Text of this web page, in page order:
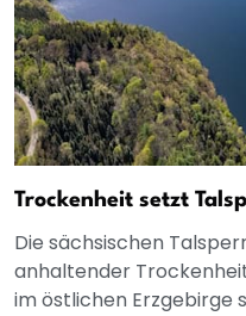
Trockenheit setzt
Die sächsischen
anhaltender
im östlichen Erzgebirge